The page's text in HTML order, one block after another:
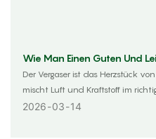
Wie Man Einen Guten Und
Gartengeräte Kauft
Der Vergaser ist das Herzstück
mischt Luft und Kraftstoff im
einen ruhigen und kraftvollen
2026 03 14